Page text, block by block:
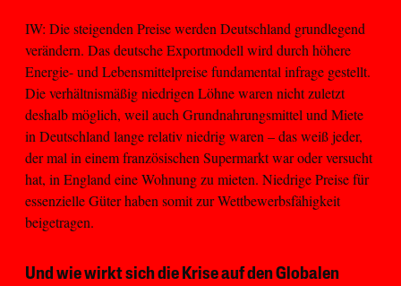
IW: Die steigenden Preise werden Deutschland grundlegend
verändern. Das deutsche Exportmodell wird durch höhere
Energie- und Lebensmittelpreise fundamental infrage gestellt.
Die verhältnismäßig niedrigen Löhne waren nicht zuletzt
deshalb möglich, weil auch Grundnahrungsmittel und Miete
in Deutschland lange relativ niedrig waren – das weiß jeder,
der mal in einem französischen Supermarkt war oder versucht
hat, in England eine Wohnung zu mieten. Niedrige Preise für
essenzielle Güter haben somit zur Wettbewerbsfähigkeit
beigetragen.
Und wie wirkt sich die Krise auf den Globalen